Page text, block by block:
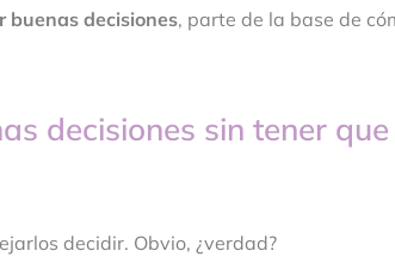
buenas decisiones, parte de la base de
decisiones sin tener que
decidir. Obvio, ¿verdad?